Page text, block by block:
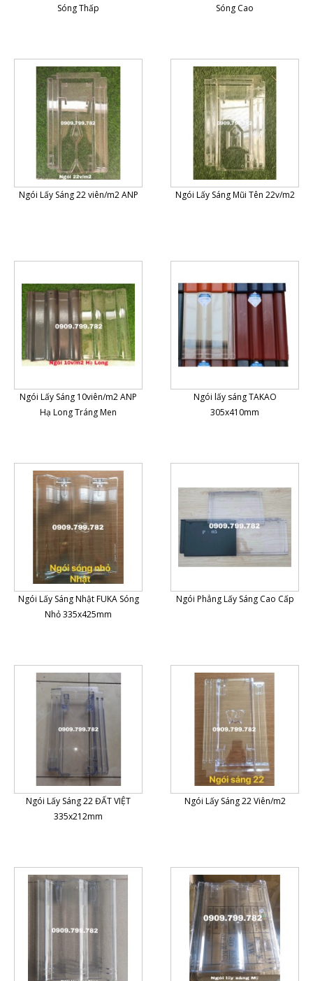
Sóng Thấp Sóng Cao
Ngói Lấy Sáng 22 viên/m2 ANP Ngói Lấy Sáng Mũi Tên 22v/m2
Ngói Lấy Sáng 10viên/m2 ANP
Hạ Long Tráng Men
Ngói lấy sáng TAKAO
305x410mm
Ngói Lấy Sáng Nhật FUKA Sóng
Nhỏ 335x425mm
Ngói Phẳng Lấy Sáng Cao Cấp
Ngói Lấy Sáng 22 ĐẤT VIỆT
335x212mm
Ngói Lấy Sáng 22 Viên/m2